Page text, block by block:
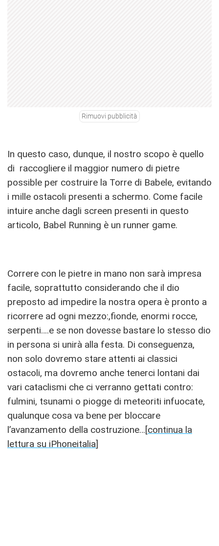
Rimuovi pubblicità
In questo caso, dunque, il nostro scopo è quello
di raccogliere il maggior numero di pietre
possible per costruire la Torre di Babele, evitando
i mille ostacoli presenti a schermo. Come facile
intuire anche dagli screen presenti in questo
articolo, Babel Running è un runner game.
Correre con le pietre in mano non sarà impresa
facile, soprattutto considerando che il dio
preposto ad impedire la nostra opera è pronto a
ricorrere ad ogni mezzo:,fionde, enormi rocce,
serpenti….e se non dovesse bastare lo stesso dio
in persona si unirà alla festa. Di conseguenza,
non solo dovremo stare attenti ai classici
ostacoli, ma dovremo anche tenerci lontani dai
vari cataclismi che ci verranno gettati contro:
fulmini, tsunami o piogge di meteoriti infuocate,
qualunque cosa va bene per bloccare
l’avanzamento della costruzione…[continua la
lettura su iPhoneitalia]